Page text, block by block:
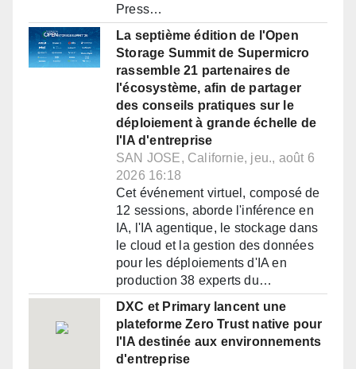
Press…
La septième édition de l'Open
Storage Summit de Supermicro
rassemble 21 partenaires de
l'écosystème, afin de partager
des conseils pratiques sur le
déploiement à grande échelle de
l'IA d'entreprise
SAN JOSE, Californie, jeu., août 6
2026 16:18
Cet événement virtuel, composé de
12 sessions, aborde l'inférence en
IA, l'IA agentique, le stockage dans
le cloud et la gestion des données
pour les déploiements d'IA en
production 38 experts du…
DXC et Primary lancent une
plateforme Zero Trust native pour
l'IA destinée aux environnements
d'entreprise